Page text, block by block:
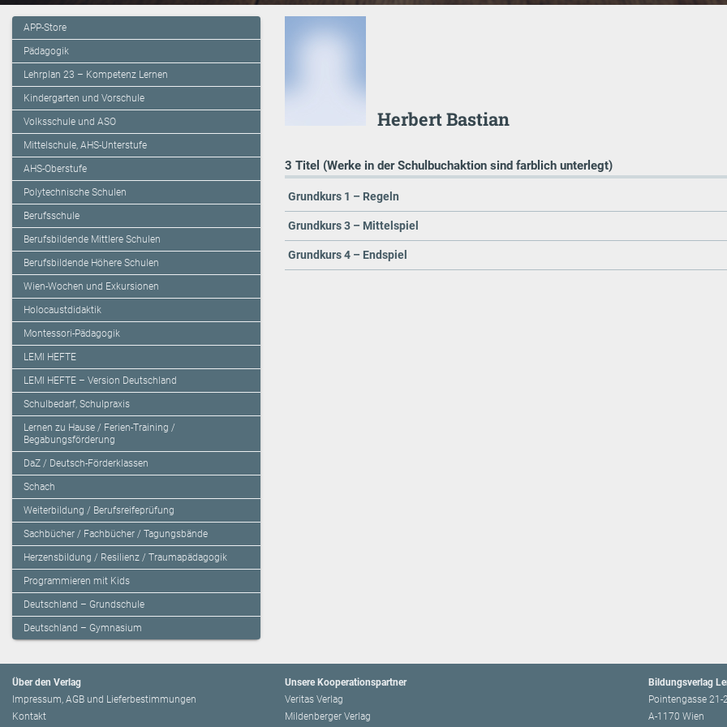
APP-Store
Pädagogik
Lehrplan 23 – Kompetenz Lernen
Kindergarten und Vorschule
Volksschule und ASO
Mittelschule, AHS-Unterstufe
AHS-Oberstufe
Polytechnische Schulen
Berufsschule
Berufsbildende Mittlere Schulen
Berufsbildende Höhere Schulen
Wien-Wochen und Exkursionen
Holocaustdidaktik
Montessori-Pädagogik
LEMI HEFTE
LEMI HEFTE – Version Deutschland
Schulbedarf, Schulpraxis
Lernen zu Hause / Ferien-Training /
Begabungsförderung
DaZ / Deutsch-Förderklassen
Schach
Weiterbildung / Berufsreifeprüfung
Sachbücher / Fachbücher / Tagungsbände
Herzensbildung / Resilienz / Traumapädagogik
Programmieren mit Kids
Deutschland – Grundschule
Deutschland – Gymnasium
Herbert Bastian
3 Titel (Werke in der Schulbuchaktion sind farblich unterlegt)
Grundkurs 1 – Regeln
Grundkurs 3 – Mittelspiel
Grundkurs 4 – Endspiel
Über den Verlag
Impressum, AGB und Lieferbestimmungen
Kontakt
Unsere Kooperationspartner
Veritas Verlag
Mildenberger Verlag
Bildungsverlag
Pointengasse 21-
A-1170 Wien